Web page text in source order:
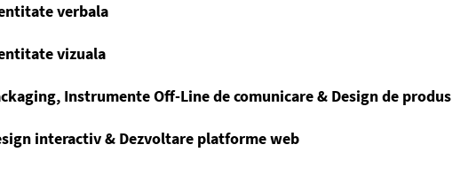
verbala
vizuala
Instrumente Off-Line de comunicare & Design de produs
interactiv & Dezvoltare platforme web